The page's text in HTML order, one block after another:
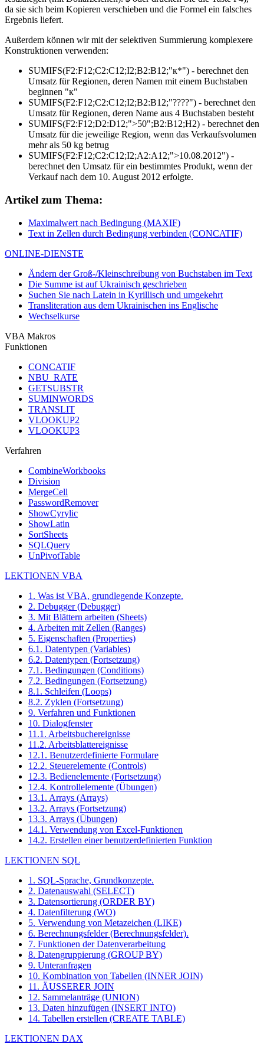
da sie sich beim Kopieren verschieben und die Formel ein falsches
Ergebnis liefert.
Außerdem können wir mit der selektiven Summierung komplexere
Konstruktionen verwenden:
SUMIFS(F2:F12;C2:C12;I2;B2:B12;"к*") - berechnet den
Umsatz für Regionen, deren Namen mit einem Buchstaben
beginnen "к"
SUMIFS(F2:F12;C2:C12;I2;B2:B12;"????") - berechnet den
Umsatz für Regionen, deren Name aus 4 Buchstaben besteht
SUMIFS(F2:F12;D2:D12;">50";B2:B12;H2) - berechnet den
Umsatz für die jeweilige Region, wenn das Verkaufsvolumen
mehr als 50 kg betrug
SUMIFS(F2:F12;C2:C12;I2;A2:A12;">10.08.2012") -
berechnet den Umsatz für ein bestimmtes Produkt, wenn der
Verkauf nach dem 10. August 2012 erfolgte.
Artikel zum Thema:
Maximalwert nach Bedingung (MAXIF)
Text in Zellen durch Bedingung verbinden (CONCATIF)
ONLINE-DIENSTE
Ändern der Groß-/Kleinschreibung von Buchstaben im Text
Die Summe ist auf Ukrainisch geschrieben
Suchen Sie nach Latein in Kyrillisch und umgekehrt
Transliteration aus dem Ukrainischen ins Englische
Wechselkurse
VBA Makros
Funktionen
CONCATIF
NBU_RATE
GETSUBSTR
SUMINWORDS
TRANSLIT
VLOOKUP2
VLOOKUP3
Verfahren
CombineWorkbooks
Division
MergeCell
PasswordRemover
ShowCyrylic
ShowLatin
SortSheets
SQLQuery
UnPivotTable
LEKTIONEN VBA
1. Was ist VBA, grundlegende Konzepte.
2. Debugger (Debugger)
3. Mit Blättern arbeiten (Sheets)
4. Arbeiten mit Zellen (Ranges)
5. Eigenschaften (Properties)
6.1. Datentypen (Variables)
6.2. Datentypen (Fortsetzung)
7.1. Bedingungen (Conditions)
7.2. Bedingungen (Fortsetzung)
8.1. Schleifen (Loops)
8.2. Zyklen (Fortsetzung)
9. Verfahren und Funktionen
10. Dialogfenster
11.1. Arbeitsbuchereignisse
11.2. Arbeitsblattereignisse
12.1. Benutzerdefinierte Formulare
12.2. Steuerelemente (Controls)
12.3. Bedienelemente (Fortsetzung)
12.4. Kontrollelemente (Übungen)
13.1. Arrays (Arrays)
13.2. Arrays (Fortsetzung)
13.3. Arrays (Übungen)
14.1. Verwendung von Excel-Funktionen
14.2. Erstellen einer benutzerdefinierten Funktion
LEKTIONEN SQL
1. SQL-Sprache, Grundkonzepte.
2. Datenauswahl (SELECT)
3. Datensortierung (ORDER BY)
4. Datenfilterung (WO)
5. Verwendung von Metazeichen (LIKE)
6. Berechnungsfelder (Berechnungsfelder).
7. Funktionen der Datenverarbeitung
8. Datengruppierung (GROUP BY)
9. Unteranfragen
10. Kombination von Tabellen (INNER JOIN)
11. ÄUSSERER JOIN
12. Sammelanträge (UNION)
13. Daten hinzufügen (INSERT INTO)
14. Tabellen erstellen (CREATE TABLE)
LEKTIONEN DAX